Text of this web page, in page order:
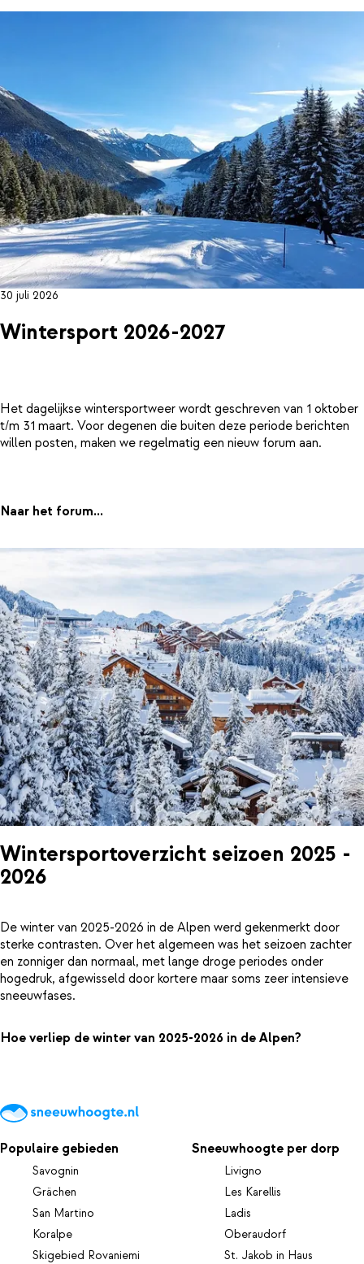
30 juli 2026
Wintersport 2026-2027
Het dagelijkse wintersportweer wordt geschreven van 1 oktober
t/m 31 maart. Voor degenen die buiten deze periode berichten
willen posten, maken we regelmatig een nieuw forum aan.
Naar het forum...
Wintersportoverzicht seizoen 2025 -
2026
De winter van 2025-2026 in de Alpen werd gekenmerkt door
sterke contrasten. Over het algemeen was het seizoen zachter
en zonniger dan normaal, met lange droge periodes onder
hogedruk, afgewisseld door kortere maar soms zeer intensieve
sneeuwfases.
Hoe verliep de winter van 2025-2026 in de Alpen?
Populaire gebieden
Savognin
Grächen
San Martino
Koralpe
Skigebied Rovaniemi
Sneeuwhoogte per dorp
Livigno
Les Karellis
Ladis
Oberaudorf
St. Jakob in Haus